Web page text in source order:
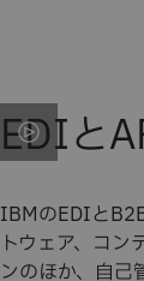
EDIと
IBMのEDIと
トウェア、コ
ンのほか、自